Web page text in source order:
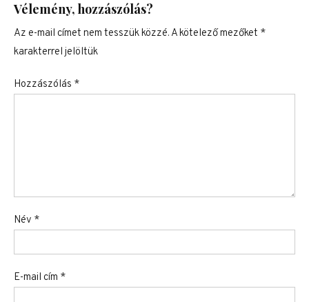
Vélemény, hozzászólás?
Az e-mail címet nem tesszük közzé. A kötelező mezőket *
karakterrel jelöltük
Hozzászólás *
Név *
E-mail cím *